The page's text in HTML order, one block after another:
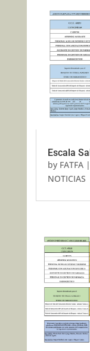
Escala
by FATFA|
NOTICIAS